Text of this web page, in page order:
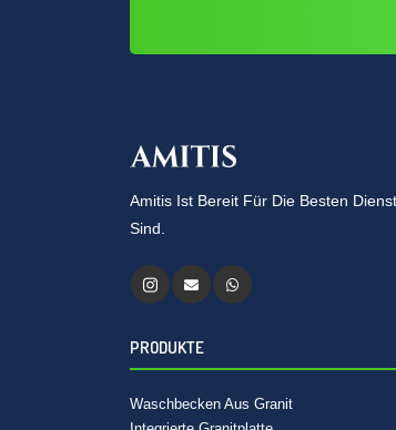
Amitis Ist Bereit Für Die Besten
Sind.
PRODUKTE
Waschbecken Aus Granit